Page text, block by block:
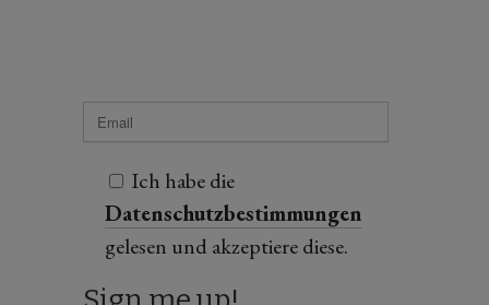
Ich habe die
Datenschutzbestimmungen
gelesen und akzeptiere diese.